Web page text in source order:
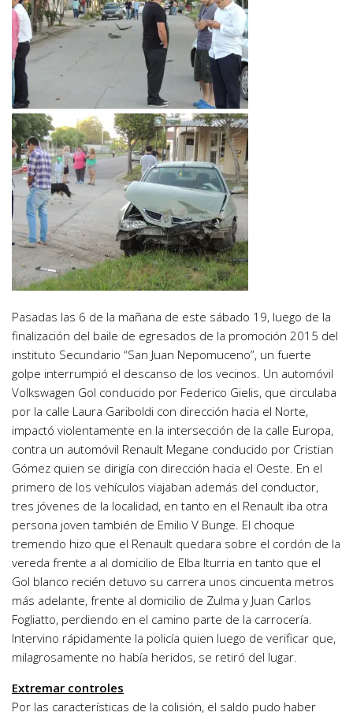
Pasadas las 6 de la mañana de este sábado 19, luego de la
finalización del baile de egresados de la promoción 2015 del
instituto Secundario “San Juan Nepomuceno”, un fuerte
golpe interrumpió el descanso de los vecinos. Un automóvil
Volkswagen Gol conducido por Federico Gielis, que circulaba
por la calle Laura Gariboldi con dirección hacia el Norte,
impactó violentamente en la intersección de la calle Europa,
contra un automóvil Renault Megane conducido por Cristian
Gómez quien se dirigía con dirección hacia el Oeste. En el
primero de los vehículos viajaban además del conductor,
tres jóvenes de la localidad, en tanto en el Renault iba otra
persona joven también de Emilio V Bunge. El choque
tremendo hizo que el Renault quedara sobre el cordón de la
vereda frente a al domicilio de Elba Iturria en tanto que el
Gol blanco recién detuvo su carrera unos cincuenta metros
más adelante, frente al domicilio de Zulma y Juan Carlos
Fogliatto, perdiendo en el camino parte de la carrocería.
Intervino rápidamente la policía quien luego de verificar que,
milagrosamente no había heridos, se retiró del lugar.
Extremar controles
Por las características de la colisión, el saldo pudo haber